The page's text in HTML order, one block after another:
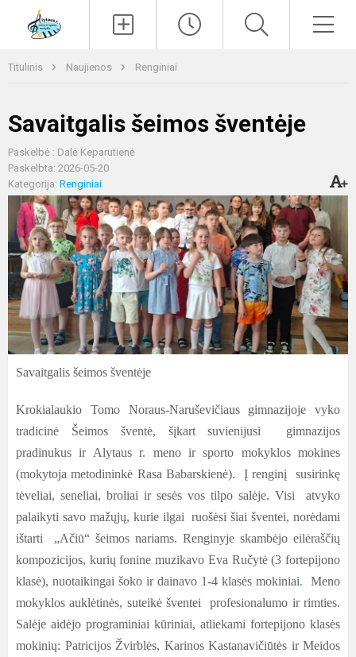
Titulinis Naujienos Renginiai
Savaitgalis šeimos šventėje
Paskelbė : Dalė Keparutienė
Paskelbta: 2026-05-20
Kategorija: Renginiai
Savaitgalis šeimos šventėje
Krokialaukio Tomo Noraus-Naruševičiaus gimnazijoje vyko
tradicinė Šeimos šventė, šįkart suvienijusi gimnazijos
pradinukus ir Alytaus r. meno ir sporto mokyklos mokines
(mokytoja metodininkė Rasa Babarskienė). Į renginį susirinkę
tėveliai, seneliai, broliai ir sesės vos tilpo salėje. Visi atvyko
palaikyti savo mažųjų, kurie ilgai ruošėsi šiai šventei, norėdami
ištarti „Ačiū“ šeimos nariams. Renginyje skambėjo eilėraščių
kompozicijos, kurių fonine muzikavo Eva Ručytė (3 fortepijono
klasė), nuotaikingai šoko ir dainavo 1-4 klasės mokiniai. Meno
mokyklos auklėtinės, suteikė šventei profesionalumo ir rimties.
Salėje aidėjo programiniai kūriniai, atliekami fortepijono klasės
mokinių: Patricijos Žvirblės, Karinos Kastanavičiūtės ir Meidos